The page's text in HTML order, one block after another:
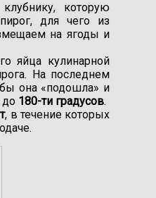
которую
для чего из
на ягоды и
яйца кулинарной
На последнем
она «подошла» и
до 180-ти градусов.
, в течение которых